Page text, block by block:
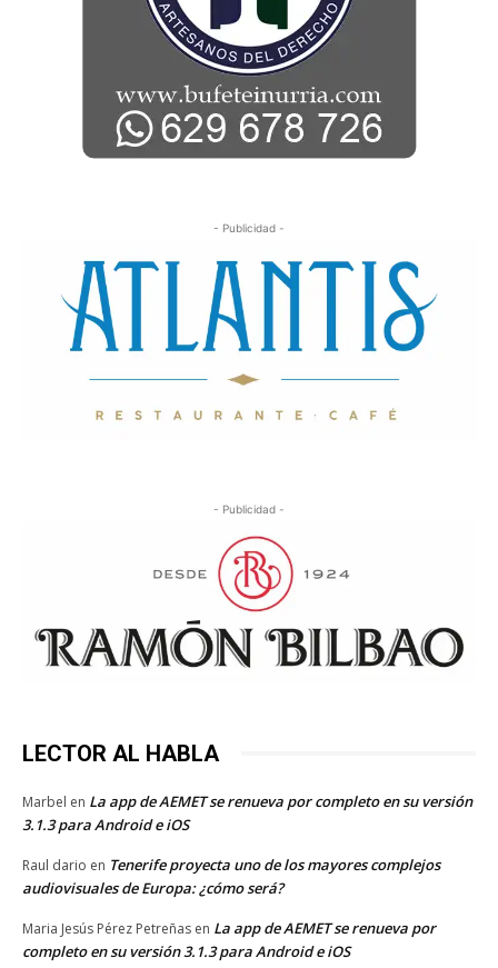
- Publicidad -
- Publicidad -
LECTOR AL HABLA
Marbel en La app de AEMET se renueva por completo en su versión
3.1.3 para Android e iOS
Raul dario en Tenerife proyecta uno de los mayores complejos
audiovisuales de Europa: ¿cómo será?
Maria Jesús Pérez Petreñas en La app de AEMET se renueva por
completo en su versión 3.1.3 para Android e iOS